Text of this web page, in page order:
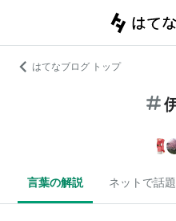
はてなブログ トップ
言葉の解説 ネットで話題